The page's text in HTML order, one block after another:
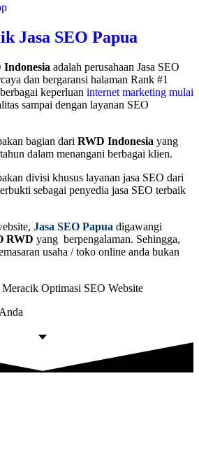
Jasa SEO Papua
Indonesia adalah perusahaan Jasa SEO
dan bergaransi halaman Rank #1
keperluan internet marketing mulai
sampai dengan layanan SEO
bagian dari RWD Indonesia yang
dalam menangani berbagai klien.
divisi khusus layanan jasa SEO dari
sebagai penyedia jasa SEO terbaik
Jasa SEO Papua digawangi
RWD yang berpengalaman. Sehingga,
usaha / toko online anda bukan
Optimasi SEO Website